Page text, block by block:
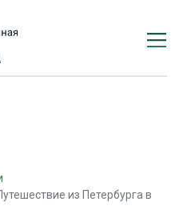
из Петербурга в